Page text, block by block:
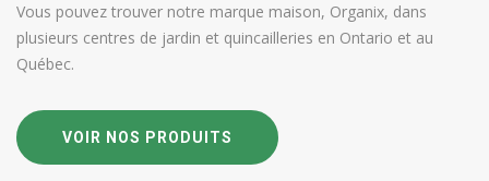
Vous pouvez trouver notre marque maison, Organix, dans
plusieurs centres de jardin et quincailleries en Ontario et au
Québec.
VOIR NOS PRODUITS